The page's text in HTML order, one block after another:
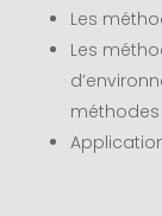
Les
Les